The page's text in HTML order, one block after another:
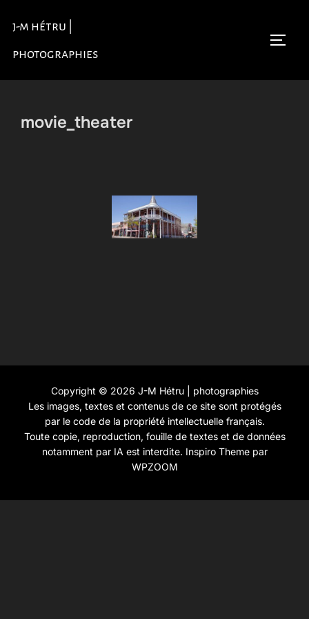
contenu
j-m hétru |
photographies
movie_theater
Copyright © 2026 J-M Hétru | photographies
Les images, textes et contenus de ce site sont protégés
par le code de la propriété intellectuelle français.
Toute copie, reproduction, fouille de textes et de données
notamment par IA est interdite. Inspiro Themepar
WPZOOM